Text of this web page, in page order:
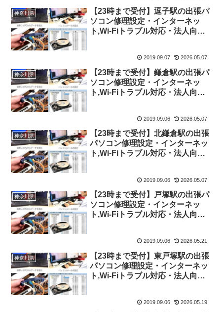
神奈川県
【23時まで受付】逗子駅の出張パ
ソコン修理設定・インターネッ
ト,Wi-Fiトラブル対応・法人向け
2019.09.07 2026.05.07
神奈川県
【23時まで受付】鎌倉駅の出張パ
ソコン修理設定・インターネッ
ト,Wi-Fiトラブル対応・法人向け
2019.09.06 2026.05.07
神奈川県
【23時まで受付】北鎌倉駅の出張
パソコン修理設定・インターネッ
ト,Wi-Fiトラブル対応・法人向け
2019.09.06 2026.05.07
神奈川県
【23時まで受付】戸塚駅の出張パ
ソコン修理設定・インターネッ
ト,Wi-Fiトラブル対応・法人向け
2019.09.06 2026.05.21
神奈川県
【23時まで受付】東戸塚駅の出張
パソコン修理設定・インターネッ
ト,Wi-Fiトラブル対応・法人向け
2019.09.06 2026.05.19